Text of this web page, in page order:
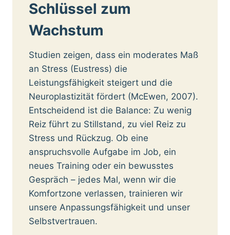
Schlüssel zum
Wachstum
Studien zeigen, dass ein moderates Maß
an Stress (Eustress) die
Leistungsfähigkeit steigert und die
Neuroplastizität fördert (McEwen, 2007).
Entscheidend ist die Balance: Zu wenig
Reiz führt zu Stillstand, zu viel Reiz zu
Stress und Rückzug. Ob eine
anspruchsvolle Aufgabe im Job, ein
neues Training oder ein bewusstes
Gespräch – jedes Mal, wenn wir die
Komfortzone verlassen, trainieren wir
unsere Anpassungsfähigkeit und unser
Selbstvertrauen.